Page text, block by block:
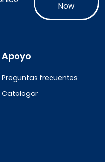
Now
Apoyo
Preguntas frecuentes
Catalogar